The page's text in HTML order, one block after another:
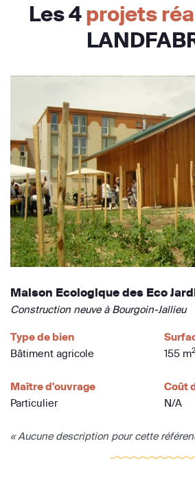
Les 4projets
Maison Ecologique des Eco
Construction neuve à Bourgoin-Jallieu
Type de bien
Bâtiment agricole
155 m
Maître d'ouvrage
Particulier
Coût
N/A
« Aucune description pour cette